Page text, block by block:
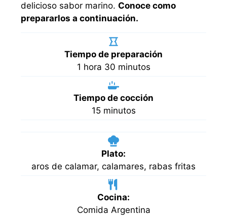
delicioso sabor marino. Conoce como
prepararlos a continuación.
Tiempo de preparación
1 hora
hora 30minutos
minutos
Tiempo de cocción
15minutos
minutos
Plato:
aros de calamar, calamares, rabas fritas
Cocina:
Comida Argentina